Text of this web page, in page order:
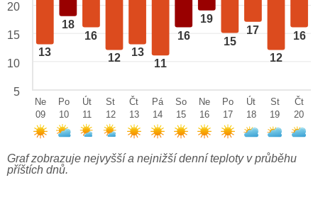
13
18
16
12 13
11
16
19
15
17
12
16
20
15
10
5
Ne
09
Po
10
Út
11
St
12
Čt
13
Pá
14
So
15
Ne
16
Po
17
Út
18
St
19
Čt
20
Graf zobrazuje nejvyšší a nejnižší denní teploty v průběhu
příštích dnů.